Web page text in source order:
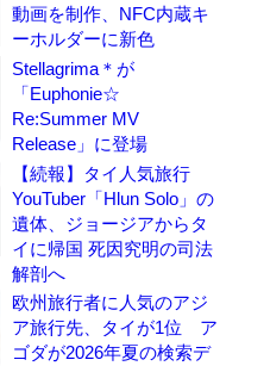
動画を制作、NFC内蔵キ
ーホルダーに新色
Stellagrima＊が
「Euphonie☆
Re:Summer MV
Release」に登場
【続報】タイ人気旅行
YouTuber「Hlun Solo」の
遺体、ジョージアからタ
イに帰国 死因究明の司法
解剖へ
欧州旅行者に人気のアジ
ア旅行先、タイが1位 ア
ゴダが2026年夏の検索デ